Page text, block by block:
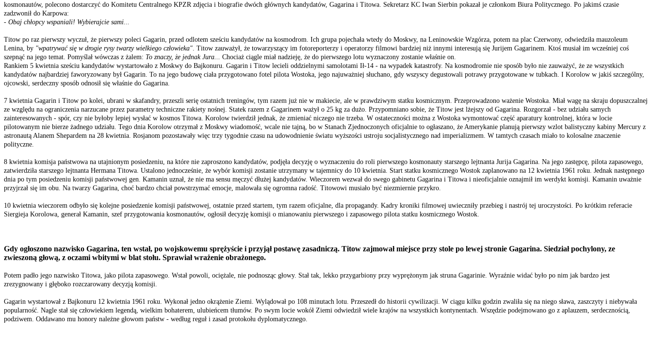
kosmonautów, polecono dostarczyć do Komitetu Centralnego KPZR zdjęcia i biografie dwóch głównych kandydatów, Gagarina i Titowa. Sekretarz KC Iwan Sierbin pokazał je członkom Biura Politycznego. Po jakimś czasie
zadzwonił do Karpowa:
- Obaj chłopcy wspaniali! Wybierajcie sami...
Titow po raz pierwszy wyczuł, że pierwszy poleci Gagarin, przed odlotem sześciu kandydatów na kosmodrom. Ich grupa pojechała wtedy do Moskwy, na Leninowskie Wzgórza, potem na plac Czerwony, odwiedziła mauzoleum
Lenina, by "wpatrywać się w drogie rysy twarzy wielkiego człowieka" . Titow zauważył, że towarzyszący im fotoreporterzy i operatorzy filmowi bardziej niż innymi interesują się Jurijem Gagarinem. Ktoś musiał im wcześniej coś
szepnąć na jego temat. Pomyślał wówczas z żalem: To znaczy, że jednak Jura...
Chociaż ciągle miał nadzieję, że do pierwszego lotu wyznaczony zostanie właśnie on.
Rankiem 5 kwietnia sześciu kandydatów wystartowało z Moskwy do Bajkonuru. Gagarin i Titow lecieli oddzielnymi samolotami Ił-14 - na wypadek katastrofy. Na kosmodromie nie sposób było nie zauważyć, że ze wszystkich
kandydatów najbardziej faworyzowany był Gagarin. To na jego budowę ciała przygotowano fotel pilota Wostoka, jego najuważniej słuchano, gdy wszyscy degustowali potrawy przygotowane w tubkach. I Korolow w jakiś szczególny,
ojcowski, serdeczny sposób odnosił się właśnie do Gagarina.
7 kwietnia Gagarin i Titow po kolei, ubrani w skafandry, przeszli serię ostatnich treningów, tym razem już nie w makiecie, ale w prawdziwym statku kosmicznym. Przeprowadzono ważenie Wostoka. Miał wagę na skraju dopuszczalnej
ze względu na ograniczenia narzucane przez parametry techniczne rakiety nośnej. Statek razem z Gagarinem ważył o 25 kg za dużo. Przypomniano sobie, że Titow jest lżejszy od Gagarina. Rozgorzał - bez udziału samych
zainteresowanych - spór, czy nie byłoby lepiej wysłać w kosmos Titowa. Korolow twierdził jednak, że zmieniać niczego nie trzeba. W ostateczności można z Wostoka wymontować część aparatury kontrolnej, która w locie
pilotowanym nie bierze żadnego udziału. Tego dnia Korolow otrzymał z Moskwy wiadomość, wcale nie tajną, bo w Stanach Zjednoczonych oficjalnie to ogłaszano, że Amerykanie planują pierwszy wzlot balistyczny kabiny Mercury z
astronautą Alanem Shepardem na 28 kwietnia. Rosjanom pozostawały więc trzy tygodnie czasu na udowodnienie światu wyższości ustroju socjalistycznego nad imperializmem. W tamtych czasach miało to kolosalne znaczenie
polityczne.
8 kwietnia komisja państwowa na utajnionym posiedzeniu, na które nie zaproszono kandydatów, podjęła decyzję o wyznaczeniu do roli pierwszego kosmonauty starszego lejtnanta Jurija Gagarina. Na jego zastępcę, pilota zapasowego,
zatwierdziła starszego lejtnanta Hermana Titowa. Ustalono jednocześnie, że wybór komisji zostanie utrzymany w tajemnicy do 10 kwietnia. Start statku kosmicznego Wostok zaplanowano na 12 kwietnia 1961 roku. Jednak następnego
dnia po tym posiedzeniu komisji państwowej gen. Kamanin uznał, że nie ma sensu męczyć dłużej kandydatów. Wieczorem wezwał do swego gabinetu Gagarina i Titowa i nieoficjalnie oznajmił im werdykt komisji. Kamanin uważnie
przyjrzał się im obu. Na twarzy Gagarina, choć bardzo chciał powstrzymać emocje, malowała się ogromna radość. Titowowi musiało być niezmiernie przykro.
10 kwietnia wieczorem odbyło się kolejne posiedzenie komisji państwowej, ostatnie przed startem, tym razem oficjalne, dla propagandy. Kadry kroniki filmowej uwieczniły przebieg i nastrój tej uroczystości. Po krótkim referacie
Siergieja Korolowa, generał Kamanin, szef przygotowania kosmonautów, ogłosił decyzję komisji o mianowaniu pierwszego i zapasowego pilota statku kosmicznego Wostok.
Gdy ogłoszono nazwisko Gagarina, ten wstał, po wojskowemu sprężyście i przyjął postawę zasadniczą. Titow zajmował miejsce przy stole po lewej stronie Gagarina. Siedział pochylony, ze
zwieszoną głową, z oczami wbitymi w blat stołu. Sprawiał wrażenie obrażonego.
Potem padło jego nazwisko Titowa, jako pilota zapasowego. Wstał powoli, ociężale, nie podnosząc głowy. Stał tak, lekko przygarbiony przy wyprężonym jak struna Gagarinie. Wyraźnie widać było po nim jak bardzo jest
zrezygnowany i głęboko rozczarowany decyzją komisji.
Gagarin wystartował z Bajkonuru 12 kwietnia 1961 roku. Wykonał jedno okrążenie Ziemi. Wylądował po 108 minutach lotu. Przeszedł do historii cywilizacji. W ciągu kilku godzin zwaliła się na niego sława, zaszczyty i niebywała
popularność. Nagle stał się człowiekiem legendą, wielkim bohaterem, ulubieńcem tłumów. Po swym locie wokół Ziemi odwiedził wiele krajów na wszystkich kontynentach. Wszędzie podejmowano go z aplauzem, serdecznością,
podziwem. Oddawano mu honory należne głowom państw - według reguł i zasad protokołu dyplomatycznego.